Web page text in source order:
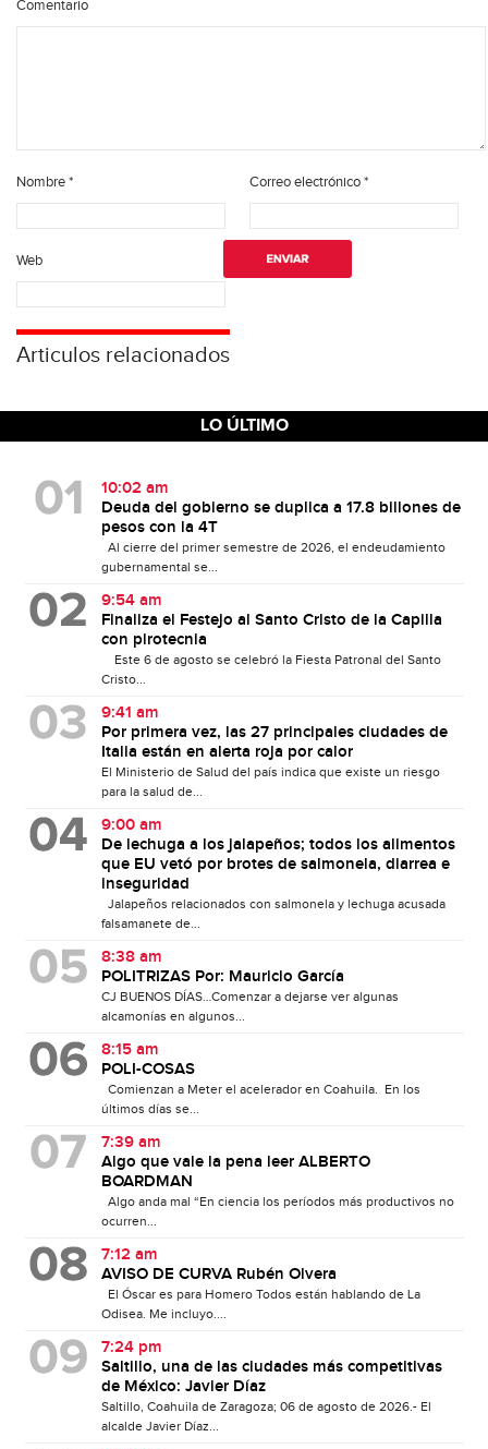
Comentario
Nombre* Correo electrónico*
Web
Articulos relacionados
LO ÚLTIMO
10:02 am
Deuda del gobierno se duplica a 17.8 billones de
pesos con la 4T
Al cierre del primer semestre de 2026, el endeudamiento
gubernamental se...
9:54 am
Finaliza el Festejo al Santo Cristo de la Capilla
con pirotecnia
Este 6 de agosto se celebró la Fiesta Patronal del Santo
Cristo...
9:41 am
Por primera vez, las 27 principales ciudades de
Italia están en alerta roja por calor
El Ministerio de Salud del país indica que existe un riesgo
para la salud de...
9:00 am
De lechuga a los jalapeños; todos los alimentos
que EU vetó por brotes de salmonela, diarrea e
inseguridad
Jalapeños relacionados con salmonela y lechuga acusada
falsamanete de...
8:38 am
POLITRIZAS Por: Mauricio García
CJ BUENOS DÍAS…Comenzar a dejarse ver algunas
alcamonías en algunos...
8:15 am
POLI-COSAS
Comienzan a Meter el acelerador en Coahuila. En los
últimos días se...
7:39 am
Algo que vale la pena leer ALBERTO
BOARDMAN
Algo anda mal “En ciencia los períodos más productivos no
ocurren...
7:12 am
AVISO DE CURVA Rubén Olvera
El Óscar es para Homero Todos están hablando de La
Odisea. Me incluyo....
7:24 pm
Saltillo, una de las ciudades más competitivas
de México: Javier Díaz
Saltillo, Coahuila de Zaragoza; 06 de agosto de 2026.- El
alcalde Javier Díaz...